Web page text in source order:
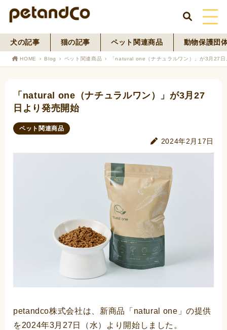
HOME
寄付活動
犬の記事 猫の記事 ペット関連商品 動物保護団
HOME Blog ペット関連商品 「natural one（ナチュラルワン）」が3月27日
「natural one（ナチュラルワン）」が3月27
日より発売開始
ペット関連商品
2024年2月17日
petandco株式会社は、新商品「natural one」の提供
を2024年3月27日（水）より開始しました。